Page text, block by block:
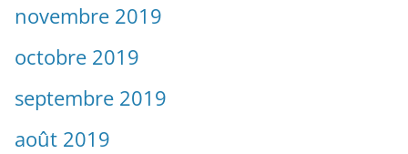
novembre 2019
octobre 2019
septembre 2019
août 2019